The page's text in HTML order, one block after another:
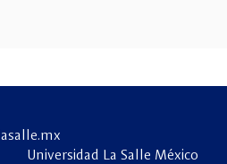
Universidad La Salle México